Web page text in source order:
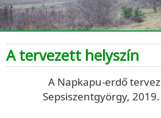
A tervezett helyszín
A Napkapu-erdő
Sepsiszentgyörgy,